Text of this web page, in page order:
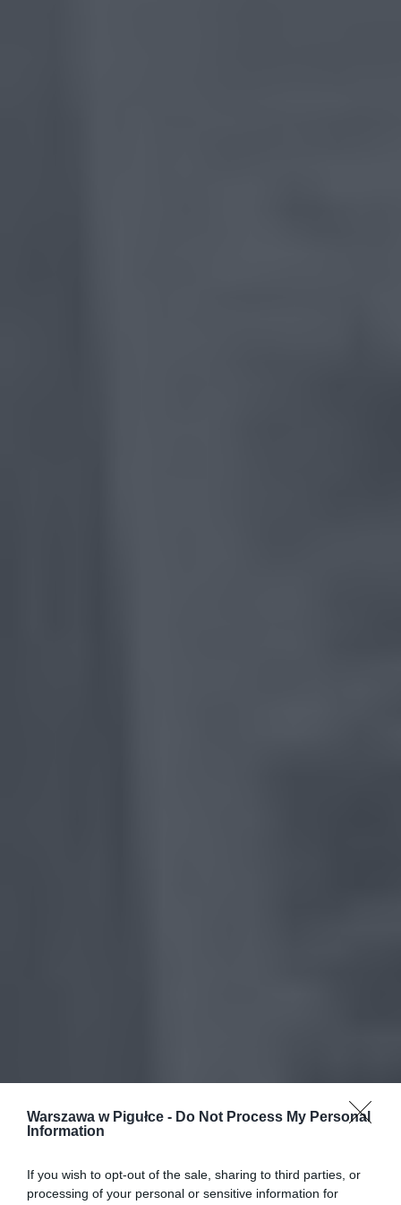
Warszawa w Pigułce - Do Not Process My Personal
Information
If you wish to opt-out of the sale, sharing to third parties, or
processing of your personal or sensitive information for